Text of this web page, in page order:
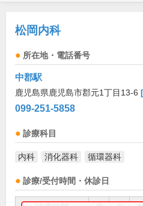
松岡内科
所在地・電話番号
中郡駅
鹿児島県鹿児島市郡元1丁目13-6
099-251-5858
診療科目
内科 消化器科 循環器科
診療/受付時間・休診日